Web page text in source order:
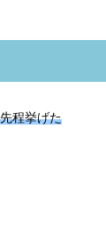
程挙げた